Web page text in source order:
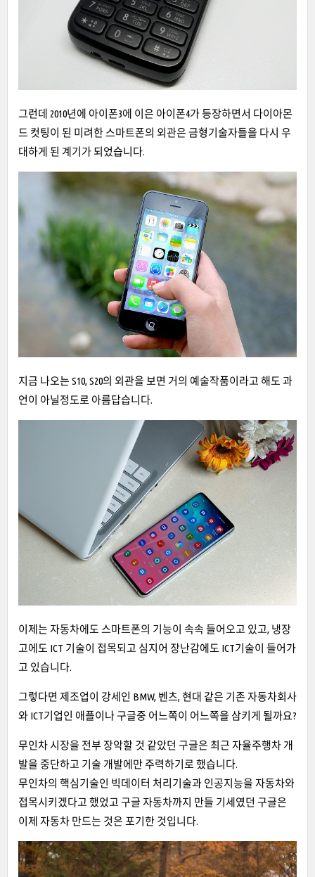
그런데 2010년에 아이폰3에 이은 아이폰4가 등장하면서 다이아몬
드 컷팅이 된 미려한 스마트폰의 외관은 금형기술자들을 다시 우
대하게 된 계기가 되었습니다.
지금 나오는 S10, S20의 외관을 보면 거의 예술작품이라고 해도 과
언이 아닐정도로 아름답습니다.
이제는 자동차에도 스마트폰의 기능이 속속 들어오고 있고, 냉장
고에도 ICT 기술이 접목되고 심지어 장난감에도 ICT기술이 들어가
고 있습니다.
그렇다면 제조업이 강세인 BMW, 벤츠, 현대 같은 기존 자동차회사
와 ICT기업인 애플이나 구글중 어느쪽이 어느쪽을 삼키게 될까요?
무인차 시장을 전부 장악할 것 같았던 구글은 최근 자율주행차 개
발을 중단하고 기술 개발에만 주력하기로 했습니다.
무인차의 핵심기술인 빅데이터 처리기술과 인공지능을 자동차와
접목시키겠다고 했었고 구글 자동차까지 만들 기세였던 구글은
이제 자동차 만드는 것은 포기한 것입니다.